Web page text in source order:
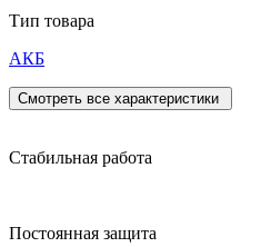
Тип товара
АКБ
Смотреть все характеристики
Стабильная работа
Постоянная защита